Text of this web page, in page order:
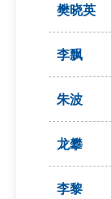
樊晓英
李飘
朱波
龙攀
李黎